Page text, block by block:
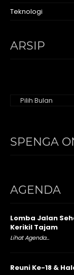
Teknologi
ARSIP
SPENGA
AGENDA
Lomba Jalan
Kerikil Tajam
Lihat Agenda...
Reuni Ke-18 &